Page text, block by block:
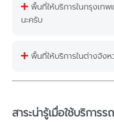
พื้นที่ให้บริการในกรุงเท
นะครับ
พื้นที่ให้บริการในต่างจัง
สาระน่ารู้เมื่อใช้บริการ